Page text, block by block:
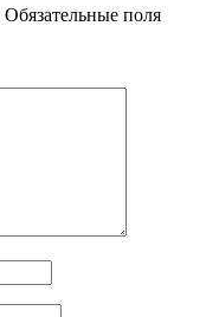
Обязательные поля